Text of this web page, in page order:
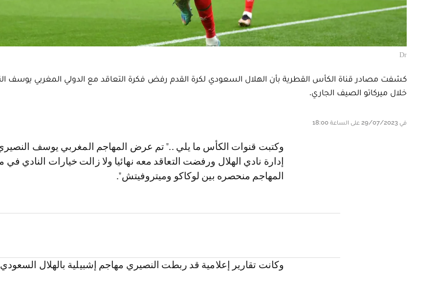
Dr
كشفت مصادر قناة الكأس القطرية بأن الهلال السعودي لكرة القدم رفض فكرة التعاقد مع الدولي المغربي يوسف
خلال ميركاتو الصيف الجاري.
في 29/07/2023 على الساعة 18:00
و كتبت قنوات الكأس ما يلي .." تم عرض المهاجم المغربي يوسف النصيري على
إدارة نادي الهلال ورفضت التعاقد معه نهائيا ولا زالت خيارات النادي في
المهاجم منحصره بين لوكاكو وميتروفيتش".
وكانت تقارير إعلامية قد ربطت النصيري مهاجم إشبيلية بالهلال